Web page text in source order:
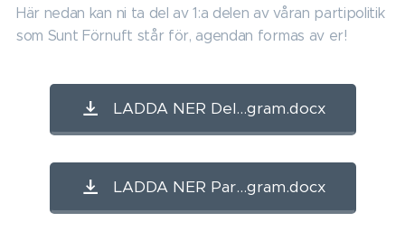
Här nedan kan ni ta del av 1:a delen av våran partipolitik
som Sunt Förnuft står för, agendan formas av er!
LADDA NER Del...gram.docx
LADDA NER Par...gram.docx